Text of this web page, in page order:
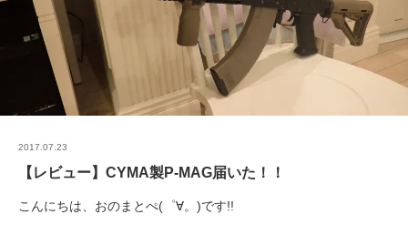
2017.07.23
【レビュー】CYMA製P-MAG届いた！！
こんにちは、おのまとぺ(゜∀。)です!!